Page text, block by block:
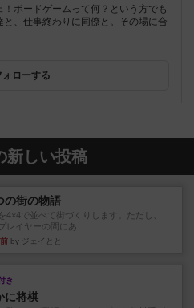
ボードゲームって何？という方でも
、仕事終わりに同僚と。その場に合
ォローする
新しい投稿
の街の物語
4×4で並べて街づくりします。ただし、
レイヤーの間にあ...
by ジェイとと
き
に将棋